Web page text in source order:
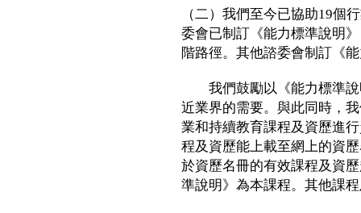
（二）我們至今已協助19個
委會已制訂《能力標準說明
階路徑。其他諮委會制訂《
我們鼓勵以《能力標準說
近業界的需要。與此同時，
業和持續教育課程及資歷進
程及資歷能上載至網上的資
於資歷名冊的有效課程及資
準說明》為本課程。其他課